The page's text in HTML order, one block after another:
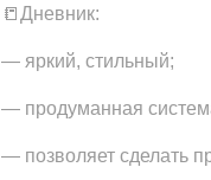
📒Дневник:
— яркий, стильный;
— продуманная
— позволяет сделать